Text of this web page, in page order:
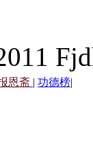
恩斋 | 功德榜|